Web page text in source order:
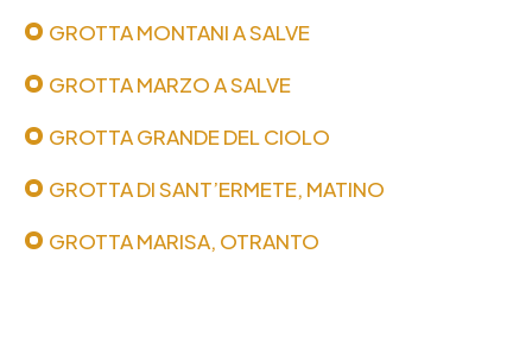
GROTTA MONTANI A SALVE
GROTTA MARZO A SALVE
GROTTA GRANDE DEL CIOLO
GROTTA DI SANT’ERMETE, MATINO
GROTTA MARISA, OTRANTO